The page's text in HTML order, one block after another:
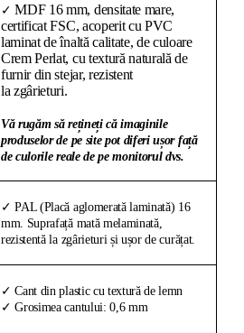
✓MDF 16 mm, densitate mare,
certificat FSC, acoperit cu PVC
laminat de înaltă calitate, de culoare
Crem Perlat, cu textură naturală de
furnir din stejar, rezistent
la zgârieturi.
Vă rugăm să rețineți că imaginile
produselor de pe site pot diferi ușor față
de culorile reale de pe monitorul dvs.
✓ PAL (Placă aglomerată laminată) 16
mm. Suprafață mată melaminată,
rezistentă la zgârieturi și ușor de curățat.
✓ Cant din plastic cu textură de lemn
✓ Grosimea cantului: 0,6 mm